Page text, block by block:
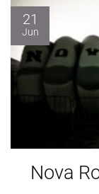
Nova
21
Jun